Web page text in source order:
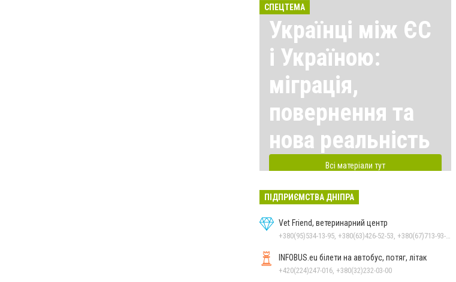
СПЕЦТЕМА
Українці між ЄС
і Україною:
міграція,
повернення та
нова реальність
Всі матеріали тут
ПІДПРИЄМСТВА ДНІПРА
Vet Friend, ветеринарний центр
INFOBUS.eu білети на автобус, потяг, літак
+420(224)247-016, +380(32)232-03-00